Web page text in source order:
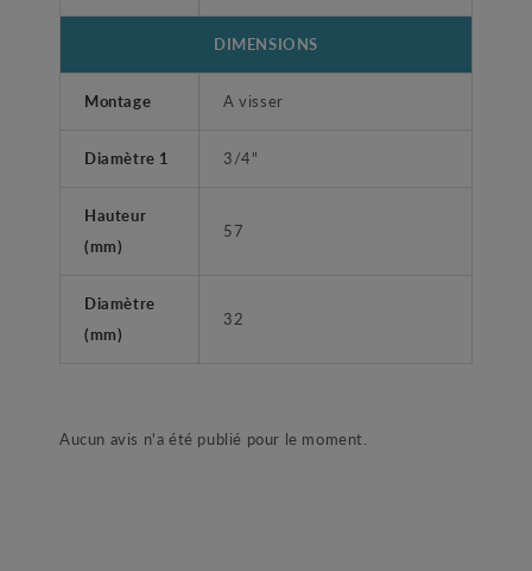
DIMENSIONS
Montage A visser
Diamètre 1 3/4"
Hauteur
(mm)
57
Diamètre
(mm)
32
Aucun avis n'a été publié pour le moment.